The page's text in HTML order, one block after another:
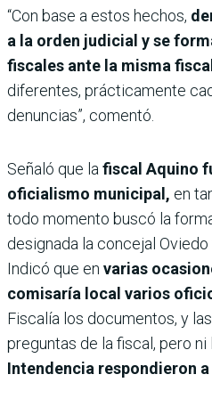
“Con base a estos hechos,
a la orden judicial y se
fiscales ante la misma
diferentes, prácticamente
denuncias”, comentó.
Señaló que la fiscal Aquino
oficialismo municipal, en
todo momento buscó la
designada la concejal
Indicó que en varias
comisaría local varios
Fiscalía los documentos, y
preguntas de la fiscal, pero ni
Intendencia respondieron